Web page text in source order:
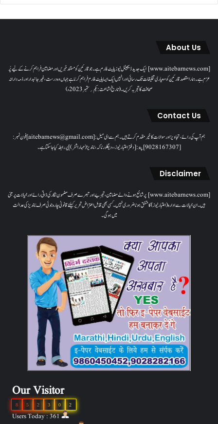
About Us
[www.aitebarnews.com] ایک جدید ڈیجیٹل نیوز پلیٹ فارم ہے۔ جو قارئین کو مستند خبریں اور مضامین فراہم کرنے کے لیے پُر
عزم ہے۔ ہمارا مقصدقارئین کو معیاری تخلیقات تک رسائی اور انہیں ایک ایسا پلیٹ فارم فراہم کرنا ہے جہاں وہ درست، غیر جانبدار اور ذمہ دارانہ
صحافت کا تجربہ کریں۔( تاریخ اشاعت : یکم؍ ستمبر 2023ء)
Contact Us
ہم آپ کی رائے، تجاویز اور سوالات کا خیرمقدم کرتے ہیں۔ ہم سےای میل: [aitebarnews@gmail.com]فون نمبر:
[9028167307]پتہ: [دفتر اعتبار نیوز، ، دیگلور ناکہ، ناندیڑ(مہاراشٹر) ] پر رابطہ کیا جاسکتا ہے۔
Disclaimer
[www.aitebarnews.com] پر شائع ہونے والے مضامین، تجزیے اور تبصرے صرف مضمون نگار کی ذاتی رائے اور خیالات پر مبنی
ہیں۔ ان خیالات سے ادارہ (اعتبار نیوز) کا متفق ہونا ضروری نہیں۔ کسی بھی قابل اعتراض تحریر کیلئے قانونی چارہ جوئی صرف ناندیڑ کی عدالت
میں ہوگی۔
Our Visitor
2
0
3
2
5
8
Users Today : 361